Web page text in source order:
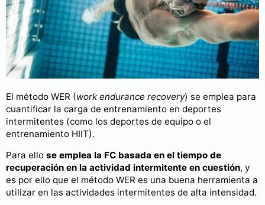
El método WER (work endurance recovery) se emplea para
cuantificar la carga de entrenamiento en deportes
intermitentes (como los deportes de equipo o el
entrenamiento HIIT).
Para ello se emplea la FC basada en el tiempo de
recuperación en la actividad intermitente en cuestión, y
es por ello que el método WER es una buena herramienta a
utilizar en las actividades intermitentes de alta intensidad.